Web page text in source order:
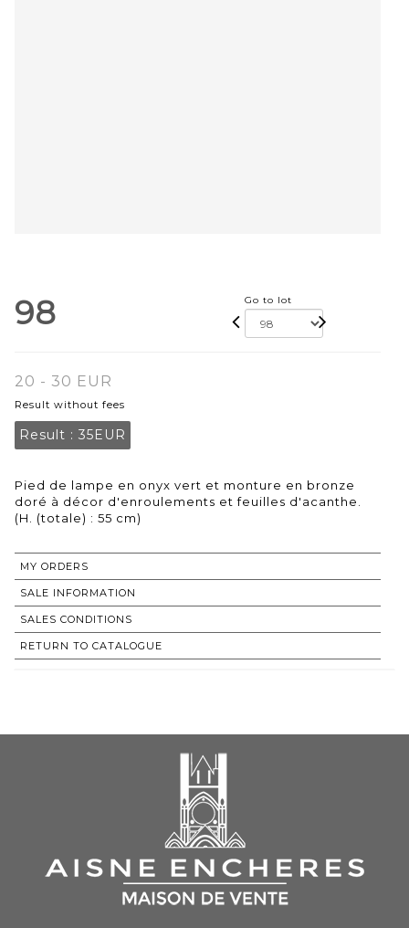
98 Go to lot
20 - 30 EUR
Result without fees
Result : 35EUR
Pied de lampe en onyx vert et monture en bronze
doré à décor d'enroulements et feuilles d'acanthe.
(H. (totale) : 55 cm)
MY ORDERS
SALE INFORMATION
SALES CONDITIONS
RETURN TO CATALOGUE